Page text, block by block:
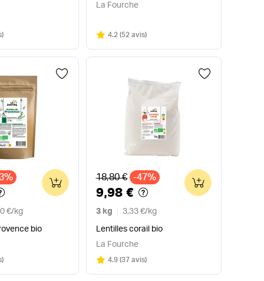
)
La Fourche
Note
4.2 sur 5
(52 avis)
€/kg
bio
0
)
Ancien prix
18,80 € -47%
9,98 €
3 kg 3,33 €/kg
Lentilles corail bio
0
La Fourche
Note
4.9 sur 5
(37 avis)